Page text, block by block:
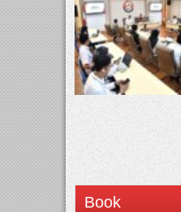
Book